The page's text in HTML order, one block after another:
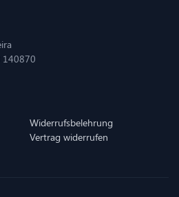
140870
Widerrufsbelehrung
Vertrag widerrufen